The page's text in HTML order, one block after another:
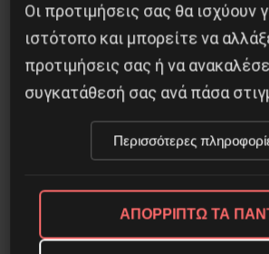
κυβέρνηση των κοριών, της
της φτώχειας, της διάλυσης
και Υγείας, του
σε ΗΠΑ-ΝΑΤΟ-Ε.Ε.
Οι προτιμήσεις σας θα ισχύουν
ιστότοπο και μπορείτε να
προτιμήσεις σας ή να
συγκατάθεσή σας ανά πάσα
Περισσότερες
ΑΠΟΡΡΙΠΤΩ ΤΑ